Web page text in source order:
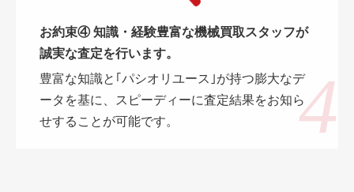
お約束④ 知識・経験豊富な機械買取スタッフが
誠実な査定を行います。
豊富な知識と｢パシオリユース｣が持つ膨大なデ
ータを基に、スピーディーに査定結果をお知ら
せすることが可能です。